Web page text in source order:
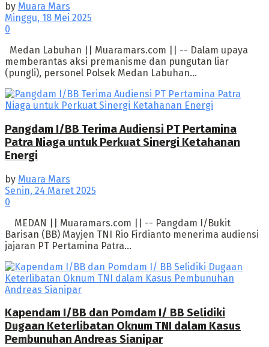
by Muara Mars
Minggu, 18 Mei 2025
0
Medan Labuhan || Muaramars.com || -- Dalam upaya
memberantas aksi premanisme dan pungutan liar
(pungli), personel Polsek Medan Labuhan...
Pangdam I/BB Terima Audiensi PT Pertamina
Patra Niaga untuk Perkuat Sinergi Ketahanan
Energi
by Muara Mars
Senin, 24 Maret 2025
0
MEDAN || Muaramars.com || -- Pangdam I/Bukit
Barisan (BB) Mayjen TNI Rio Firdianto menerima audiensi
jajaran PT Pertamina Patra...
Kapendam I/BB dan Pomdam I/ BB Selidiki
Dugaan Keterlibatan Oknum TNI dalam Kasus
Pembunuhan Andreas Sianipar